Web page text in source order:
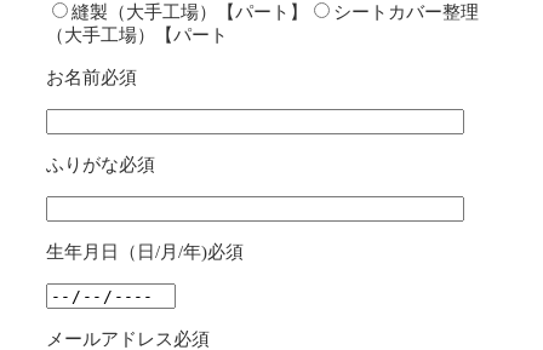
縫製（大手工場）【パート】
シートカバー整理
（大手工場）【パート
お名前必須
ふりがな必須
生年月日（日/月/年)必須
メールアドレス必須